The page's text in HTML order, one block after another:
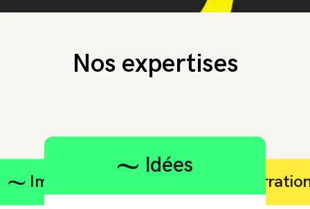
Nos expertises
Idées
Impact